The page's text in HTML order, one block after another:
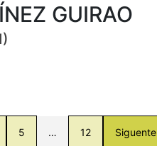
GUIRAO
5 … 12 Siguente